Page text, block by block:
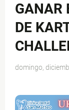
GANAR
DE
domingo,